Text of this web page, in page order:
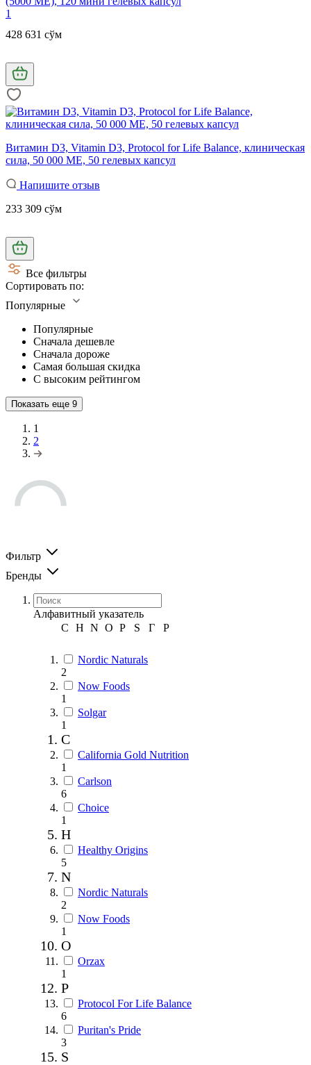
1
428 631 сўм
Витамин D3, Vitamin D3, Protocol for Life Balance, клиническая
сила, 50 000 МЕ, 50 гелевых капсул
Напишите отзыв
233 309 сўм
Все фильтры
Сортировать по:
Популярные
Популярные
Сначала дешевле
Сначала дороже
Самая большая скидка
С высоким рейтингом
Показать еще 9
1
2
Фильтр
Бренды
Алфавитный указатель
C
H N O P S Г Р
Nordic Naturals
2
Now Foods
1
Solgar
1
C
California Gold Nutrition
1
Carlson
6
Choice
1
H
Healthy Origins
5
N
Nordic Naturals
2
Now Foods
1
O
Orzax
1
P
Protocol For Life Balance
6
Puritan's Pride
3
S